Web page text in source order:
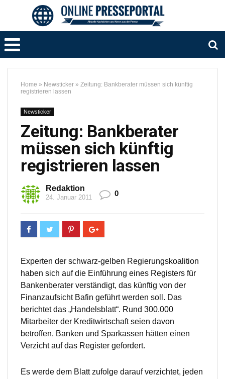
Home » Newsticker » Zeitung: Bankberater müssen sich künftig
registrieren lassen
Newsticker
Zeitung: Bankberater
müssen sich künftig
registrieren lassen
Redaktion
24. Januar 2011 0
Experten der schwarz-gelben Regierungskoalition
haben sich auf die Einführung eines Registers für
Bankenberater verständigt, das künftig von der
Finanzaufsicht Bafin geführt werden soll. Das
berichtet das „Handelsblatt“. Rund 300.000
Mitarbeiter der Kreditwirtschaft seien davon
betroffen, Banken und Sparkassen hätten einen
Verzicht auf das Register gefordert.
Es werde dem Blatt zufolge darauf verzichtet, jeden